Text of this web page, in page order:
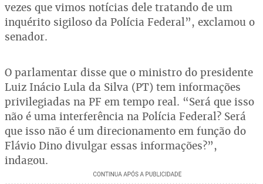
vezes que vimos notícias dele tratando de um
inquérito sigiloso da Polícia Federal”, exclamou o
senador.
O parlamentar disse que o ministro do presidente
Luiz Inácio Lula da Silva (PT) tem informações
privilegiadas na PF em tempo real. “Será que isso
não é uma interferência na Polícia Federal? Será
que isso não é um direcionamento em função do
Flávio Dino divulgar essas informações?”,
indagou.